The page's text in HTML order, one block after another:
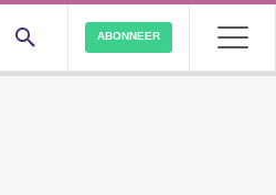
ABONNEER